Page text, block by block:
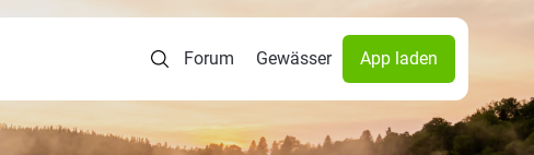
Forum Gewässer App laden